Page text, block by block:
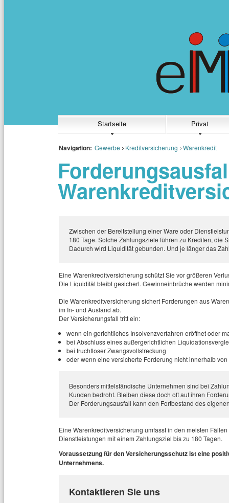
Startseite Privat
Navigation: Gewerbe Kreditversicherung Warenkredit
Zwischen der Bereitstellung einer Ware oder
180 Tage. Solche Zahlungsziele führen zu Krediten, die
Dadurch wird Liquidität gebunden. Und je länger das
Eine Warenkreditversicherung schützt Sie vor größeren
Die Liquidität bleibt gesichert. Gewinneinbrüche werden
Die Warenkreditversicherung sichert Forderungen aus
im In- und Ausland ab.
Der Versicherungsfall tritt ein:
wenn ein gerichtliches Insolvenzverfahren eröffnet oder
bei Abschluss eines außergerichtlichen
bei fruchtloser Zwangsvollstreckung
oder wenn eine versicherte Forderung nicht innerhalb
Besonders mittelständische Unternehmen sind bei
Kunden bedroht. Bleiben diese doch oft auf ihren
Der Forderungsausfall kann den Fortbestand des
Eine Warenkreditversicherung umfasst in den meisten
Dienstleistungen mit einem Zahlungsziel bis zu 180 Tagen.
Voraussetzung für den Versicherungsschutz ist eine
Unternehmens.
Kontaktieren Sie uns